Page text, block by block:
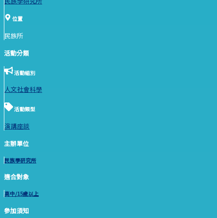
位置
民族所
活動分類
活動組別
人文社會科學
活動類型
演講座談
主辦單位
民族學研究所
適合對象
高中/15歲以上
參加須知